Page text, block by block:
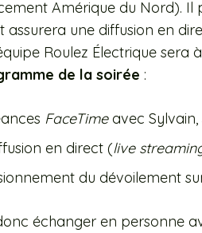
Amérique du Nord).
assurera une diffusion en
Roulez Électrique
de la soirée :
FaceTime avec
en direct (live
du dévoilement
échanger en personne